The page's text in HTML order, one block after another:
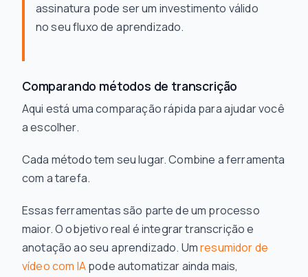
assinatura pode ser um investimento válido
no seu fluxo de aprendizado.
Comparando métodos de transcrição
Aqui está uma comparação rápida para ajudar você
a escolher.
Cada método tem seu lugar. Combine a ferramenta
com a tarefa.
Essas ferramentas são parte de um processo
maior. O objetivo real é integrar transcrição e
anotação ao seu aprendizado. Umresumidor de
vídeo com IApode automatizar ainda mais,